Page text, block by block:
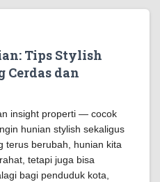
Tips Stylish
Cerdas dan
insight properti — cocok
hunian stylish sekaligus
terus berubah, hunian kita
tetapi juga bisa
bagi penduduk kota,